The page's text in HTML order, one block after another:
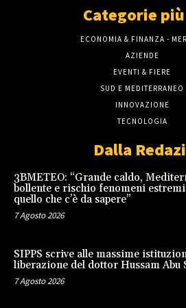
Categorie
ECONOMIA & FINANZA -
AZIENDE
EVENTI & FIERE
SUD E MEDITERRANEO
INNOVAZIONE
TECNOLOGIA
Dalla
3BMETEO: “Grande caldo,
bollente e rischio fenomeni
quello che c’è da sapere”
7 Agosto 2026
SIPPS scrive alle massime
liberazione del dottor Hussam Abu
7 Agosto 2026